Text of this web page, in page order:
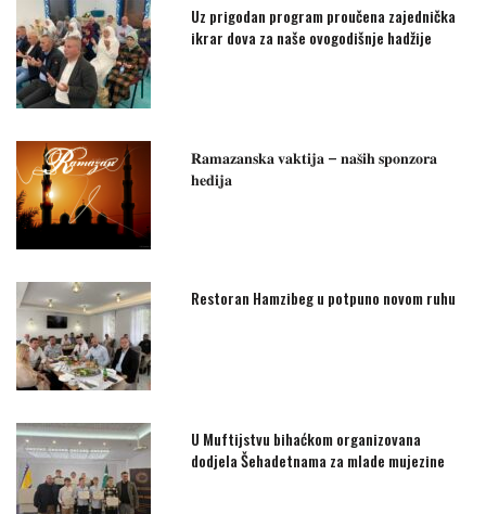
Uz prigodan program proučena zajednička
ikrar dova za naše ovogodišnje hadžije
𝐑𝐚𝐦𝐚𝐳𝐚𝐧𝐬𝐤𝐚 𝐯𝐚𝐤𝐭𝐢𝐣𝐚 – 𝐧𝐚𝐬̌𝐢𝐡 𝐬𝐩𝐨𝐧𝐳𝐨𝐫𝐚
𝐡𝐞𝐝𝐢𝐣𝐚
Restoran Hamzibeg u potpuno novom ruhu
U Muftijstvu bihaćkom organizovana
dodjela Šehadetnama za mlade mujezine